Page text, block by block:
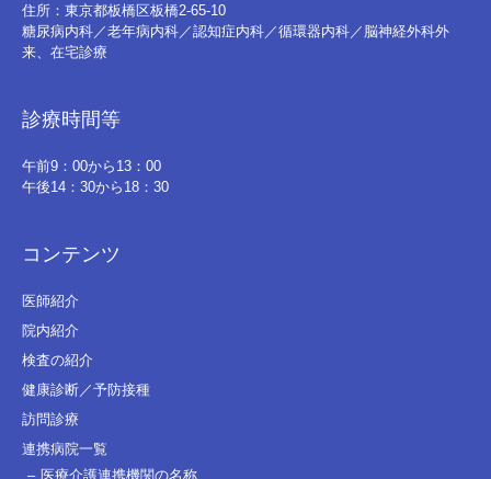
住所：東京都板橋区板橋2-65-10
糖尿病内科／老年病内科／認知症内科／循環器内科／脳神経外科外
来、在宅診療
診療時間等
午前9：00から13：00
午後14：30から18：30
コンテンツ
医師紹介
院内紹介
検査の紹介
健康診断／予防接種
訪問診療
連携病院一覧
医療介護連携機関の名称